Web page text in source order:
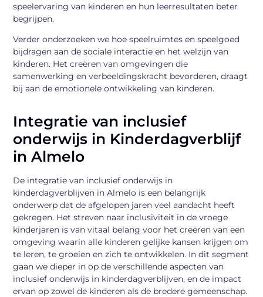
speelervaring van kinderen en hun leerresultaten beter
begrijpen.
Verder onderzoeken we hoe speelruimtes en speelgoed
bijdragen aan de sociale interactie en het welzijn van
kinderen. Het creëren van omgevingen die
samenwerking en verbeeldingskracht bevorderen, draagt
bij aan de emotionele ontwikkeling van kinderen.
Integratie van inclusief
onderwijs in Kinderdagverblijf
in Almelo
De integratie van inclusief onderwijs in
kinderdagverblijven in Almelo is een belangrijk
onderwerp dat de afgelopen jaren veel aandacht heeft
gekregen. Het streven naar inclusiviteit in de vroege
kinderjaren is van vitaal belang voor het creëren van een
omgeving waarin alle kinderen gelijke kansen krijgen om
te leren, te groeien en zich te ontwikkelen. In dit segment
gaan we dieper in op de verschillende aspecten van
inclusief onderwijs in kinderdagverblijven, en de impact
ervan op zowel de kinderen als de bredere gemeenschap.